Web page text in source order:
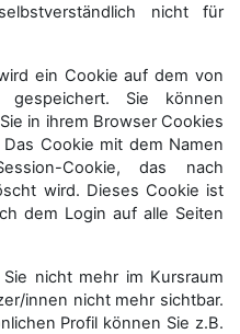
nicht für
ein Cookie auf dem von
gespeichert. Sie können
in ihrem Browser Cookies
Cookie mit dem Namen
Cookie, das nach
wird. Dieses Cookie ist
dem Login auf alle Seiten
nicht mehr im Kursraum
innen nicht mehr sichtbar.
Profil können Sie z.B.